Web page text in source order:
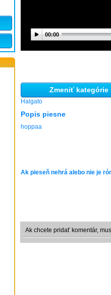
00:00
Zmeniť kategórie
Halgato
Popis piesne
hoppaa
Ak pieseň nehrá alebo nie je
Ak chcete pridať komentár,